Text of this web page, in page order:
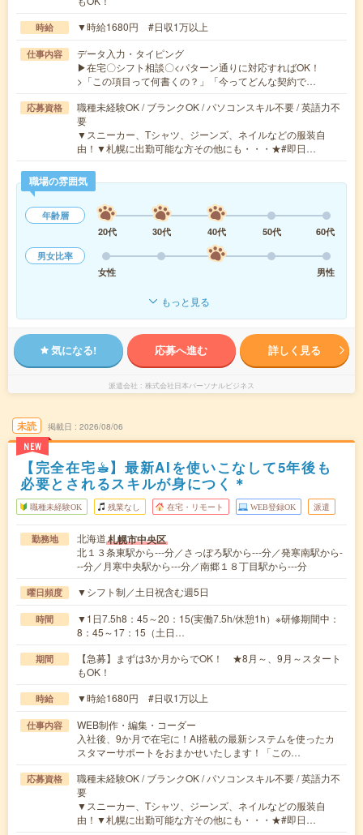
時給 ▼時給1680円 #日収1万以上
仕事内容
データ入力・タイピング
▶在宅〇シフト相談〇<パターン通りに対応すればOK！
>「この項目って何書くの？」「今ってどんな契約で…
応募資格
職種未経験OK / ブランクOK / パソコンスキル不要 / 英語力不
要
▼スニーカー、Tシャツ、ジーンズ、ネイルなどの服装自
由！▼札幌に出勤可能な方その他にも・・・★#即日…
職場の雰囲気
年齢層
20代
30代 40代 50代
60代
男女比率
女性
男性
もっと見る
気になる! 応募へ進む 詳しく見る
派遣会社 株式会社日本パーソナルビジネス
未読
NEW
掲載日 2026/08/06
【完全在宅☕︎】最新AIを使いこなして5年後も
必要とされるスキルが身につく＊
職種未経験OK 残業なし 在宅・リモート WEB登録OK 派遣
勤務地 北海道札幌市中央区
北１３条東駅から---分／さっぽろ駅から---分／発寒南駅から-
--分／月寒中央駅から---分／南郷１８丁目駅から---分
曜日頻度 ▼シフト制／土日祝含む週5日
時間
▼1日7.5h8：45～20：15(実働7.5h/休憩1h）※研修期間中：
8：45～17：15（土日…
期間
【急募】まずは3か月からでOK！ ★8月～、9月～スタート
もOK！
時給 ▼時給1680円 #日収1万以上
仕事内容
WEB制作・編集・コーダー
入社後、9か月で在宅に！AI搭載の最新システムを使ったカ
スタマーサポートをおまかせいたします！「この…
応募資格
職種未経験OK / ブランクOK / パソコンスキル不要 / 英語力不
要
▼スニーカー、Tシャツ、ジーンズ、ネイルなどの服装自
由！▼札幌に出勤可能な方その他にも・・・★#即日…